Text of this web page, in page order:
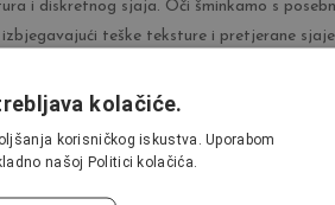
i diskretnog sjaja. Oči šminkamo s
teške teksture i pretjerane
podsjećaju na prirodnu boju usana, ali s
Ovaj look ne skriva, već slavi – jer prava
koji naglašava ono najljepše.
kolačiće.
korisničkog iskustva. Uporabom
našoj Politici kolačića.